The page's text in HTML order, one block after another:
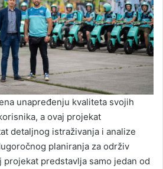
unapređenju kvaliteta svojih
a ovaj projekat
detaljnog istraživanja i analize
planiranja za održiv
projekat predstavlja samo jedan od